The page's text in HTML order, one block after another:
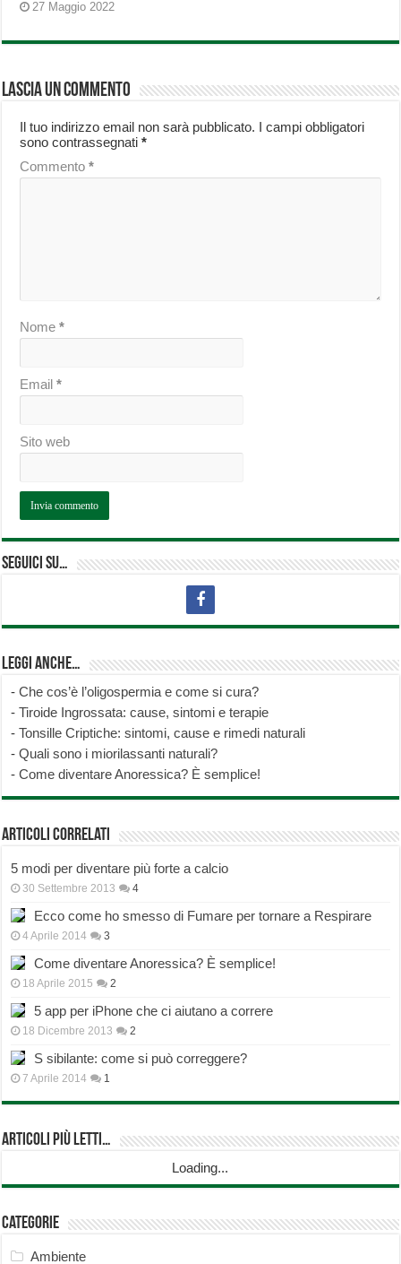
27 Maggio 2022
Lascia un commento
Il tuo indirizzo email non sarà pubblicato. I campi obbligatori
sono contrassegnati*
Commento*
Nome*
Email*
Sito web
Seguici su…
Leggi anche…
-Che cos’è l’oligospermia e come si cura?
-Tiroide Ingrossata: cause, sintomi e terapie
-Tonsille Criptiche: sintomi, cause e rimedi naturali
-Quali sono i miorilassanti naturali?
-Come diventare Anoressica? È semplice!
Articoli correlati
5 modi per diventare più forte a calcio
30 Settembre 2013 4
Ecco come ho smesso di Fumare per tornare a Respirare
4 Aprile 2014 3
Come diventare Anoressica? È semplice!
18 Aprile 2015 2
5 app per iPhone che ci aiutano a correre
18 Dicembre 2013 2
S sibilante: come si può correggere?
7 Aprile 2014 1
Articoli più Letti…
Loading...
Categorie
Ambiente